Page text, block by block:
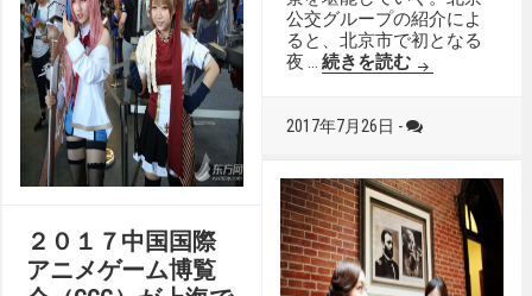
公交グループの紹介によ
ると、北京市で初となる
夜 …続きを読む 北京初の路
2017年7月26日 -
２０１７中国国際
アニメゲーム博覧